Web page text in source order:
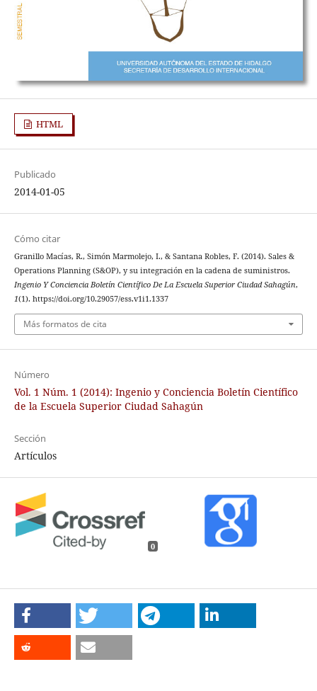
HTML
Publicado
2014-01-05
Cómo citar
Granillo Macías, R., Simón Marmolejo, I., & Santana Robles, F. (2014). Sales &
Operations Planning (S&OP), y su integración en la cadena de suministros.
Ingenio Y Conciencia Boletín Científico De La Escuela Superior Ciudad Sahagún,
1(1). https://doi.org/10.29057/ess.v1i1.1337
Más formatos de cita
Número
Vol. 1 Núm. 1 (2014): Ingenio y Conciencia Boletín Científico
de la Escuela Superior Ciudad Sahagún
Sección
Artículos
0